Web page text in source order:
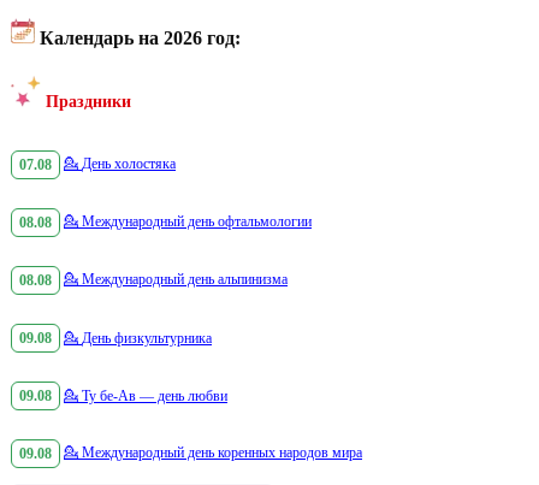
Календарь на 2026 год:
Праздники
07.08 💁 День холостяка
08.08 💁 Международный день офтальмологии
08.08 💁 Международный день альпинизма
09.08 💁 День физкультурника
09.08 💁 Ту бе-Ав — день любви
09.08 💁 Международный день коренных народов мира